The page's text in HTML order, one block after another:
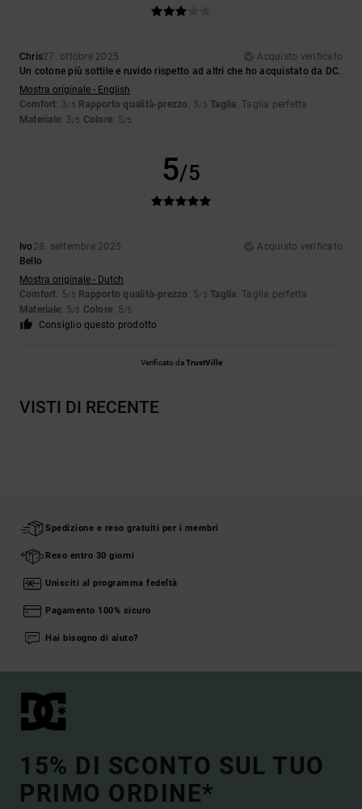
Chris27. ottobre 2025
Acquisto verificato
Un cotone più sottile e ruvido rispetto ad altri che ho acquistato da DC.
Mostra originale - English
Comfort: 3/5 Rapporto qualità-prezzo : 3/5 Taglia: Taglia perfetta
Materiale: 3/5 Colore: 5/5
5/5
Ivo28. settembre 2025
Acquisto verificato
Bello
Mostra originale - Dutch
Comfort: 5/5 Rapporto qualità-prezzo : 5/5 Taglia: Taglia perfetta
Materiale: 5/5 Colore: 5/5
Consiglio questo prodotto
Verificato daTrustVille
VISTI DI RECENTE
Spedizione e reso gratuiti per i membri
Reso entro 30 giorni
Unisciti al programma fedeltà
Pagamento 100% sicuro
Hai bisogno di aiuto?
15% DI SCONTO SUL TUO
PRIMO ORDINE*